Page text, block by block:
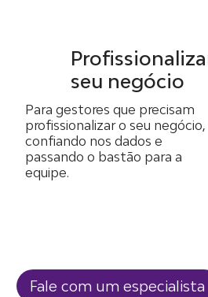
seu negócio
Para gestores que precisam
profissionalizar o seu negócio,
confiando nos dados e
passando o bastão para a
equipe.
Fale com um especialista